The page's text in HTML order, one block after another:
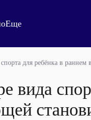
Еще
для ребёнка в раннем
вида